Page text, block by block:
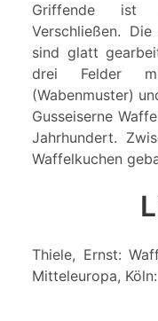
Griffende ist
Verschließen.
sind glatt
drei Felder
(Wabenmuster)
Gusseiserne
Jahrhundert.
Waffelkuchen
Thiele, Ernst:
Mitteleuropa,